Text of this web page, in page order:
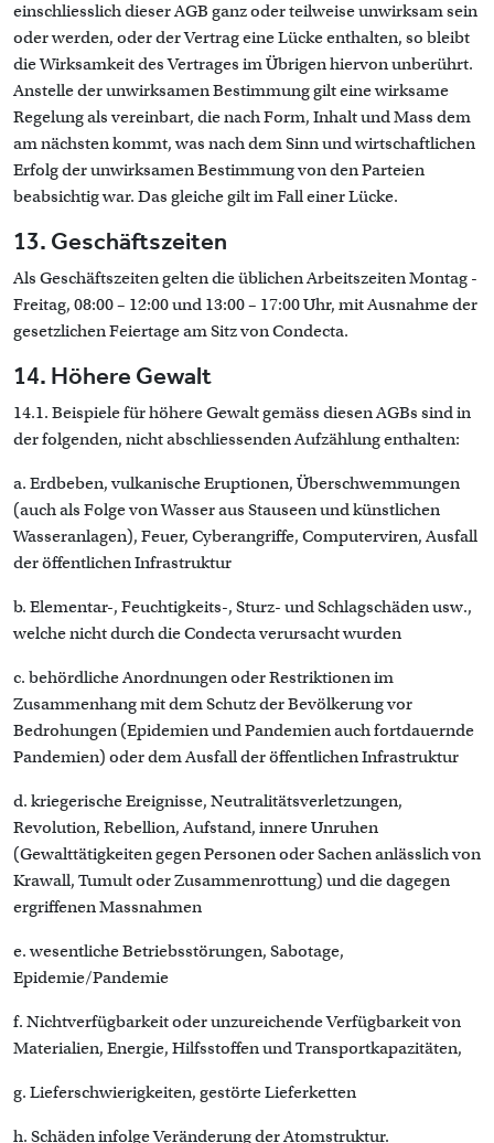
einschliesslich dieser AGB ganz oder teilweise unwirksam sein
oder werden, oder der Vertrag eine Lücke enthalten, so bleibt
die Wirksamkeit des Vertrages im Übrigen hiervon unberührt.
Anstelle der unwirksamen Bestimmung gilt eine wirksame
Regelung als vereinbart, die nach Form, Inhalt und Mass dem
am nächsten kommt, was nach dem Sinn und wirtschaftlichen
Erfolg der unwirksamen Bestimmung von den Parteien
beabsichtig war. Das gleiche gilt im Fall einer Lücke.
13. Geschäftszeiten
Als Geschäftszeiten gelten die üblichen Arbeitszeiten Montag -
Freitag, 08:00 – 12:00 und 13:00 – 17:00 Uhr, mit Ausnahme der
gesetzlichen Feiertage am Sitz von Condecta.
14. Höhere Gewalt
14.1. Beispiele für höhere Gewalt gemäss diesen AGBs sind in
der folgenden, nicht abschliessenden Aufzählung enthalten:
a. Erdbeben, vulkanische Eruptionen, Überschwemmungen
(auch als Folge von Wasser aus Stauseen und künstlichen
Wasseranlagen), Feuer, Cyberangriffe, Computerviren, Ausfall
der öffentlichen Infrastruktur
b. Elementar-, Feuchtigkeits-, Sturz- und Schlagschäden usw.,
welche nicht durch die Condecta verursacht wurden
c. behördliche Anordnungen oder Restriktionen im
Zusammenhang mit dem Schutz der Bevölkerung vor
Bedrohungen (Epidemien und Pandemien auch fortdauernde
Pandemien) oder dem Ausfall der öffentlichen Infrastruktur
d. kriegerische Ereignisse, Neutralitätsverletzungen,
Revolution, Rebellion, Aufstand, innere Unruhen
(Gewalttätigkeiten gegen Personen oder Sachen anlässlich von
Krawall, Tumult oder Zusammenrottung) und die dagegen
ergriffenen Massnahmen
e. wesentliche Betriebsstörungen, Sabotage,
Epidemie/Pandemie
f. Nichtverfügbarkeit oder unzureichende Verfügbarkeit von
Materialien, Energie, Hilfsstoffen und Transportkapazitäten,
g. Lieferschwierigkeiten, gestörte Lieferketten
h. Schäden infolge Veränderung der Atomstruktur.